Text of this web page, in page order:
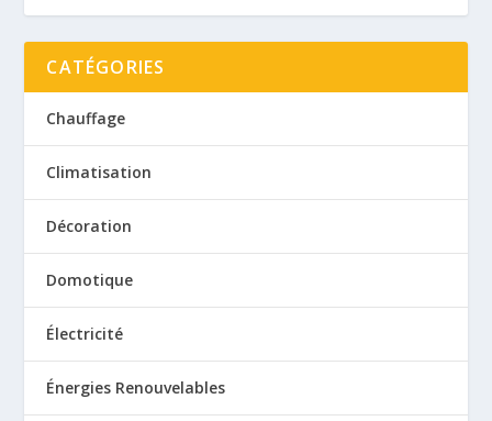
CATÉGORIES
Chauffage
Climatisation
Décoration
Domotique
Électricité
Énergies Renouvelables